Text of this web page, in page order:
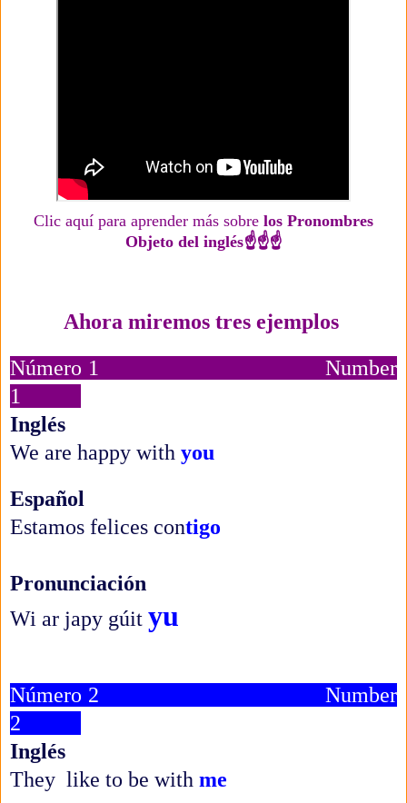
Clic aquí para aprender más sobre los Pronombres
Objeto del inglés☝☝☝
Ahora miremos tres ejemplos
Número 1 Number
1
Inglés
We are happy with you
Español
Estamos felices contigo
Pronunciación
Wi ar japy gúit yu
Número 2 Number
2
Inglés
They like to be with me